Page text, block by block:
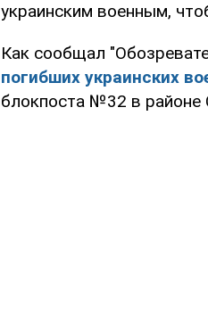
украинским военным,
Как сообщал
погибших украинских
блокпоста №32 в районе